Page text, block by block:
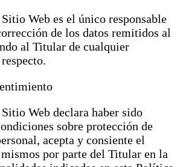
Web es el único responsable
de los datos remitidos al
al Titular de cualquier
Web declara haber sido
sobre protección de
acepta y consiente el
por parte del Titular en la